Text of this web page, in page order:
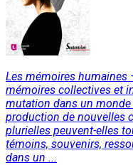
Les mémoires humaines
mémoires collectives et
mutation dans un
production de nouvelles
plurielles peuvent-elles
témoins, souvenirs,
dans un ...